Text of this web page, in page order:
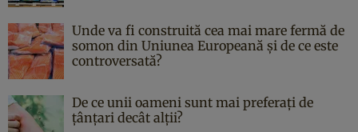
Unde va fi construită cea mai mare fermă de
somon din Uniunea Europeană și de ce este
controversată?
De ce unii oameni sunt mai preferați de
țânțari decât alții?